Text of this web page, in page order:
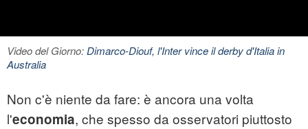
Video del Giorno: Dimarco-Diouf, l'Inter vince il derby d'Italia in
Australia
Non c'è niente da fare: è ancora una volta
l'economia, che spesso da osservatori piuttosto